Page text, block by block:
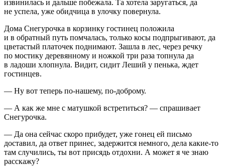
извинилась и дальше побежала. Та хотела заругаться, да
не успела, уже обидчица в улочку повернула.
Дома Снегурочка в корзинку гостинец положила
и в обратный путь помчалась, только косы подпрыгивают, да
цветастый платочек поднимают. Зашла в лес, через речку
по мостику деревянному и ножкой три раза топнула да
в ладоши хлопнула. Видит, сидит Леший у пенька, ждет
гостинцев.
— Ну вот теперь по-нашему, по-доброму.
— А как же мне с матушкой встретиться? — спрашивает
Снегурочка.
— Да она сейчас скоро прибудет, уже гонец ей письмо
доставил, да ответ принес, задержится немного, дела какие-то
там случились, ты вот присядь отдохни. А может я че знаю
расскажу?